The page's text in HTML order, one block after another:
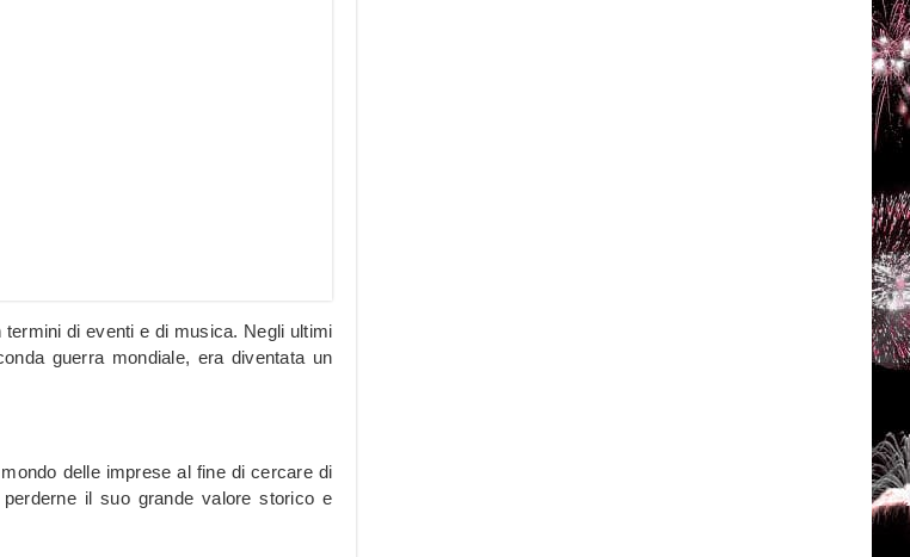
di eventi e di musica. Negli ultimi
guerra mondiale, era diventata un
delle imprese al fine di cercare di
il suo grande valore storico e